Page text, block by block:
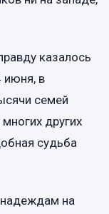
казалось
июня, в
семей
других
судьба
на